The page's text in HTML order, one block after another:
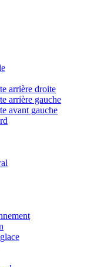
arrière droite
arrière gauche
avant gauche